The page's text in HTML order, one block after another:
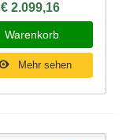
€ 2.099,16
Warenkorb
Mehr sehen